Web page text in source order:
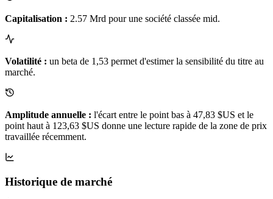
Capitalisation : 2.57 Mrd pour une société classée mid.
Volatilité : un beta de 1,53 permet d'estimer la sensibilité du titre au
marché.
Amplitude annuelle : l'écart entre le point bas à 47,83 $US et le
point haut à 123,63 $US donne une lecture rapide de la zone de prix
travaillée récemment.
Historique de marché